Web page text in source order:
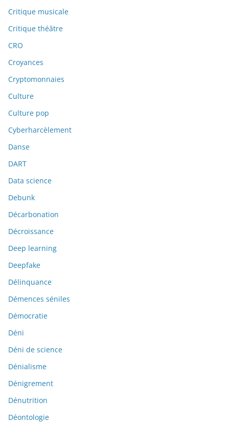
Critique musicale
Critique théâtre
CRO
Croyances
Cryptomonnaies
Culture
Culture pop
Cyberharcèlement
Danse
DART
Data science
Debunk
Décarbonation
Décroissance
Deep learning
Deepfake
Délinquance
Démences séniles
Démocratie
Déni
Déni de science
Dénialisme
Dénigrement
Dénutrition
Déontologie